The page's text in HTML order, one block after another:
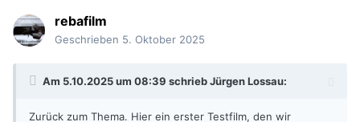
rebafilm
Geschrieben 5. Oktober 2025
Am 5.10.2025 um 08:39 schriebJürgen Lossau:
Zurück zum Thema. Hier ein erster Testfilm, den wir